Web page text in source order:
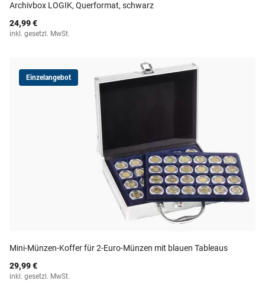
Archivbox LOGIK, Querformat, schwarz
24,99 €
inkl. gesetzl. MwSt.
Einzelangebot
Mini-Münzen-Koffer für 2-Euro-Münzen mit blauen Tableaus
29,99 €
inkl. gesetzl. MwSt.